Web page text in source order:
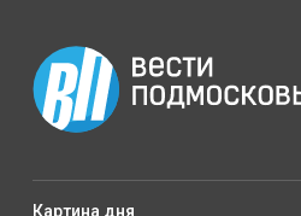
Картина дня